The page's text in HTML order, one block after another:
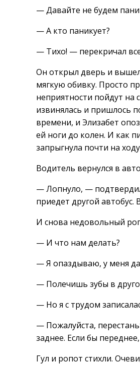
— Давайте не будем
— А кто паникует?
— Тихо! — перекричал
Он открыл дверь и вышел
мягкую обивку. Просто
неприятности пойдут на
извинялась и пришлось
времени, и Элизабет
ей ноги до колен. И как
запрыгнула почти на
Водитель вернулся в
— Лопнуло, —
приедет другой автобус.
И снова недовольный
— И что нам делать?
— Я опаздываю, у меня
— Полечишь зубы в
— Но я с трудом
— Пожалуйста,
заднее. Если бы
Гул и ропот стихли.